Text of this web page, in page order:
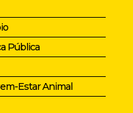
Pública
Estar Animal